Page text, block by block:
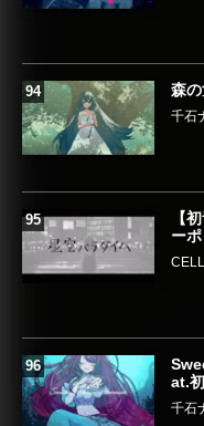
森
千石
【
ーポ
at.
千石